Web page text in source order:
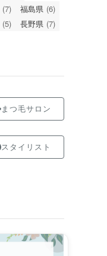
(7) 福島県 (6)
(5) 長野県 (7)
まつ毛サロン
スタイリスト